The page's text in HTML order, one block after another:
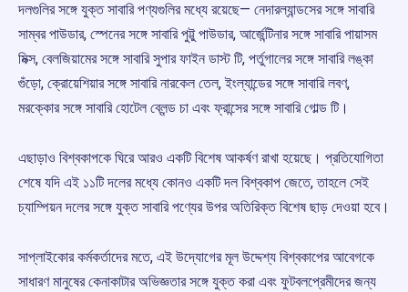
দলগুলির সঙ্গে যুক্ত সাবারি পণ্যগুলির মধ্যে রয়েছে— নেদারল্যান্ডসের সঙ্গে সাবারি
সাম্বর পাউডার, স্পেনের সঙ্গে সাবারি পুট্টু পাউডার, আর্জেন্টিনার সঙ্গে সাবারি পায়াসম
মিক্স, বেলজিয়ামের সঙ্গে সাবারি সুপার ফাইন ডাস্ট টি, পর্তুগালের সঙ্গে সাবারি লঙ্কা
গুঁড়ো, ক্রোয়েশিয়ার সঙ্গে সাবারি নারকেল তেল, ইংল্যান্ডের সঙ্গে সাবারি লবণ,
মরক্কোর সঙ্গে সাবারি হোটেল ব্লেন্ড চা এবং ফ্রান্সের সঙ্গে সাবারি গোল্ড টি।
এছাড়াও বিশ্বকাপকে ঘিরে আরও একটি বিশেষ আকর্ষণ রাখা হয়েছে। প্রতিযোগিতা
শেষে যদি এই ১১টি দলের মধ্যে কোনও একটি দল বিশ্বকাপ জেতে, তাহলে সেই
চ্যাম্পিয়ন দলের সঙ্গে যুক্ত সাবারি পণ্যের উপর অতিরিক্ত বিশেষ ছাড় দেওয়া হবে।
সাপ্লাইকোর কর্মকর্তাদের মতে, এই উদ্যোগের মূল উদ্দেশ্য বিশ্বকাপের আবেগকে
সাধারণ মানুষের কেনাকাটার অভিজ্ঞতার সঙ্গে যুক্ত করা এবং ফুটবলপ্রেমীদের জন্য